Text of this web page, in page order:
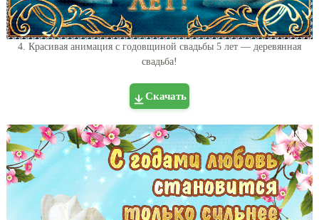
4. Красивая анимация с годовщиной свадьбы 5 лет — деревянная
свадьба!
Скачать